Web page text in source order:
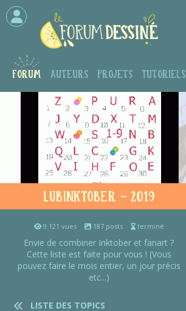
Forum Auteurs Projets Tutoriels
Lubinktober - 2019
9.121 vues 187 posts terminé
Envie de combiner Inktober et fanart ?
Cette liste est faite pour vous ! (Vous
pouvez faire le mois entier, un jour précis
etc...)
LISTE DES TOPICS